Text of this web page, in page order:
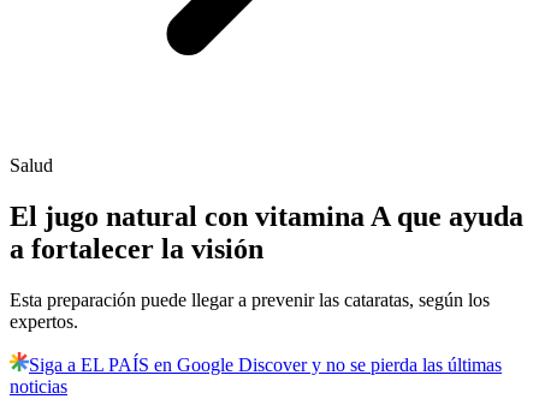
Salud
El jugo natural con vitamina A que ayuda
a fortalecer la visión
Esta preparación puede llegar a prevenir las cataratas, según los
expertos.
Siga a EL PAÍS en Google Discover y no se pierda las últimas
noticias